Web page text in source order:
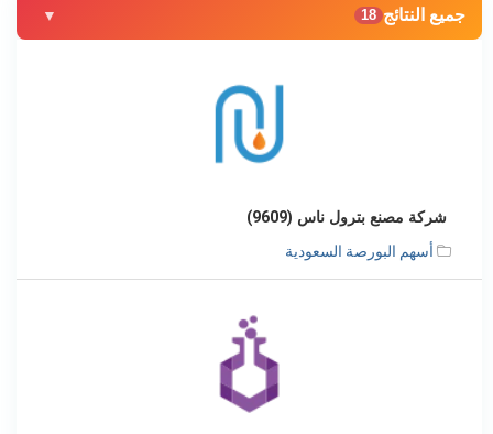
جميع النتائج 18
شركة مصنع بترول ناس (9609)
أسهم البورصة السعودية